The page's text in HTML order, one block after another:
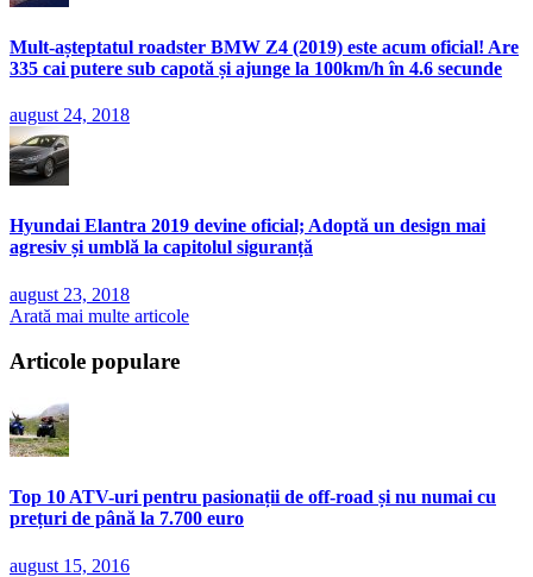
Mult-așteptatul roadster BMW Z4 (2019) este acum oficial! Are
335 cai putere sub capotă și ajunge la 100km/h în 4.6 secunde
august 24, 2018
Hyundai Elantra 2019 devine oficial; Adoptă un design mai
agresiv și umblă la capitolul siguranță
august 23, 2018
Arată mai multe articole
Articole populare
Top 10 ATV-uri pentru pasionații de off-road și nu numai cu
prețuri de până la 7.700 euro
august 15, 2016